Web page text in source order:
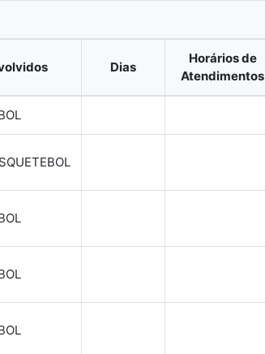
Dias
Horários de
Atendimentos